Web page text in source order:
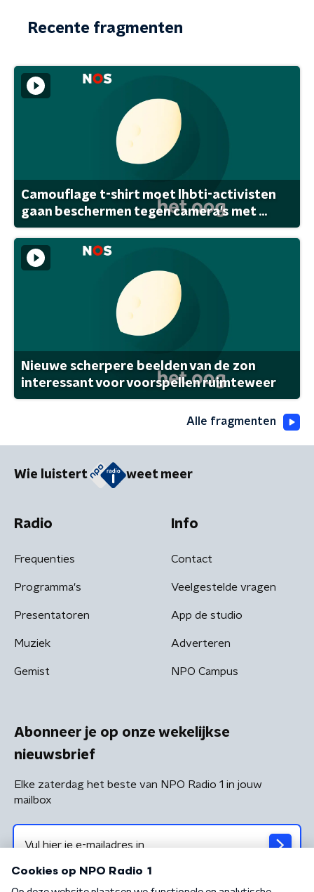
Recente fragmenten
Camouflage t-shirt moet lhbti-activisten
gaan beschermen tegen camera's met ...
Nieuwe scherpere beelden van de zon
interessant voor voorspellen ruimteweer
Alle fragmenten
Wie luistert weet meer
Radio
Frequenties
Programma's
Presentatoren
Muziek
Gemist
Info
Contact
Veelgestelde vragen
App de studio
Adverteren
NPO Campus
Abonneer je op onze wekelijkse
nieuwsbrief
Elke zaterdag het beste van NPO Radio 1 in jouw
mailbox